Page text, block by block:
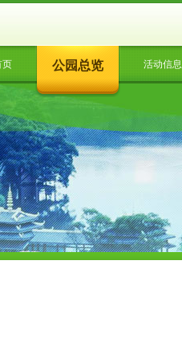
页 公园总览 活动信息